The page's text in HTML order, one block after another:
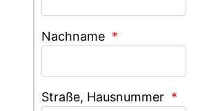
Nachname *
Straße, Hausnummer *